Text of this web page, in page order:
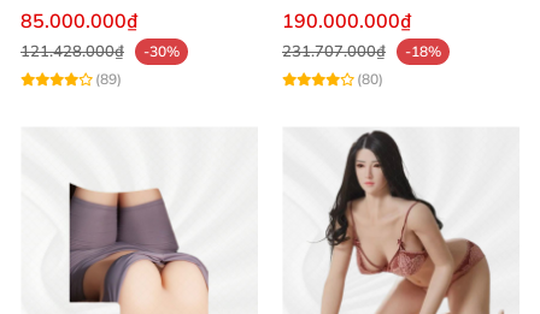
Trọng lượng vừa phải, tiện lợi trong việc bảo quản
và sử dụng.
Starpery
85.000.000₫
121.428.000₫
-30%
(89)
Người Thật
190.000.000₫
231.707.000₫
-18%
(80)